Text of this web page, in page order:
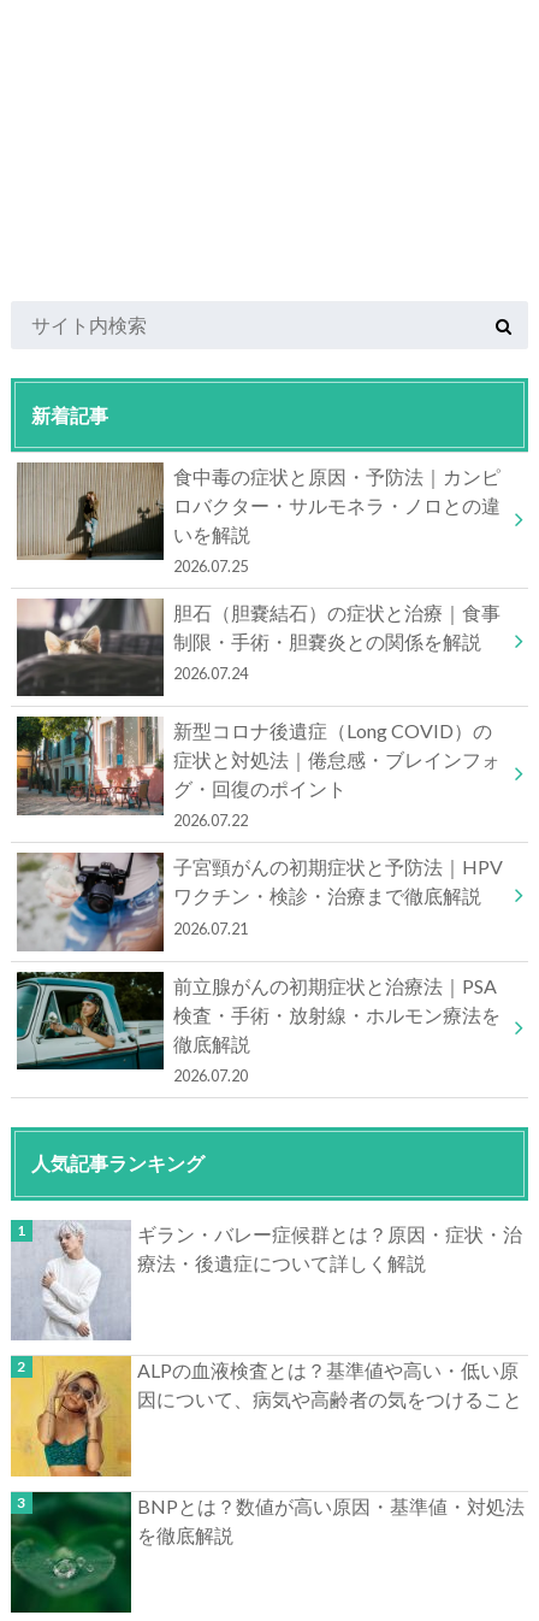
新着記事
食中毒の症状と原因・予防法｜カンピ
ロバクター・サルモネラ・ノロとの違
いを解説
2026.07.25
胆石（胆嚢結石）の症状と治療｜食事
制限・手術・胆嚢炎との関係を解説
2026.07.24
新型コロナ後遺症（Long COVID）の
症状と対処法｜倦怠感・ブレインフォ
グ・回復のポイント
2026.07.22
子宮頸がんの初期症状と予防法｜HPV
ワクチン・検診・治療まで徹底解説
2026.07.21
前立腺がんの初期症状と治療法｜PSA
検査・手術・放射線・ホルモン療法を
徹底解説
2026.07.20
人気記事ランキング
ギラン・バレー症候群とは？原因・症状・治
療法・後遺症について詳しく解説
ALPの血液検査とは？基準値や高い・低い原
因について、病気や高齢者の気をつけること
BNPとは？数値が高い原因・基準値・対処法
を徹底解説